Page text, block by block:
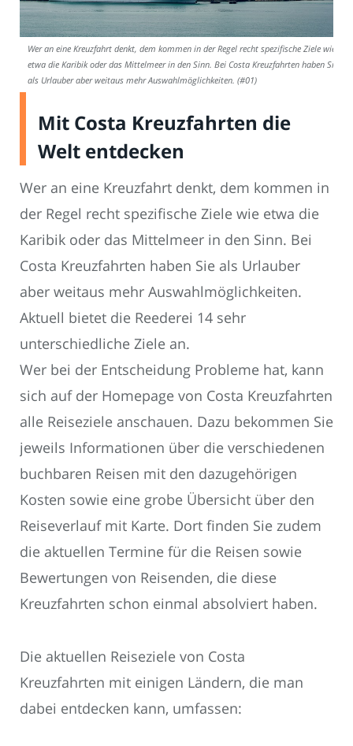
Wer an eine Kreuzfahrt denkt, dem kommen in der Regel recht spezifische Ziele wie
etwa die Karibik oder das Mittelmeer in den Sinn. Bei Costa Kreuzfahrten haben Sie
als Urlauber aber weitaus mehr Auswahlmöglichkeiten. (#01)
Mit Costa Kreuzfahrten die
Welt entdecken
Wer an eine Kreuzfahrt denkt, dem kommen in
der Regel recht spezifische Ziele wie etwa die
Karibik oder das Mittelmeer in den Sinn. Bei
Costa Kreuzfahrten haben Sie als Urlauber
aber weitaus mehr Auswahlmöglichkeiten.
Aktuell bietet die Reederei 14 sehr
unterschiedliche Ziele an.
Wer bei der Entscheidung Probleme hat, kann
sich auf der Homepage von Costa Kreuzfahrten
alle Reiseziele anschauen. Dazu bekommen Sie
jeweils Informationen über die verschiedenen
buchbaren Reisen mit den dazugehörigen
Kosten sowie eine grobe Übersicht über den
Reiseverlauf mit Karte. Dort finden Sie zudem
die aktuellen Termine für die Reisen sowie
Bewertungen von Reisenden, die diese
Kreuzfahrten schon einmal absolviert haben.
Die aktuellen Reiseziele von Costa
Kreuzfahrten mit einigen Ländern, die man
dabei entdecken kann, umfassen: